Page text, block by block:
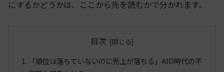
にするかどうかは、ここから先を読むかで分かれます。
目次
「順位は落ちていないのに売上が落ちる」AIO時代の不